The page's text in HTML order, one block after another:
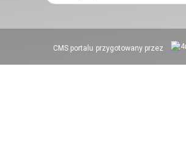
CMS portalu przygotowany przez